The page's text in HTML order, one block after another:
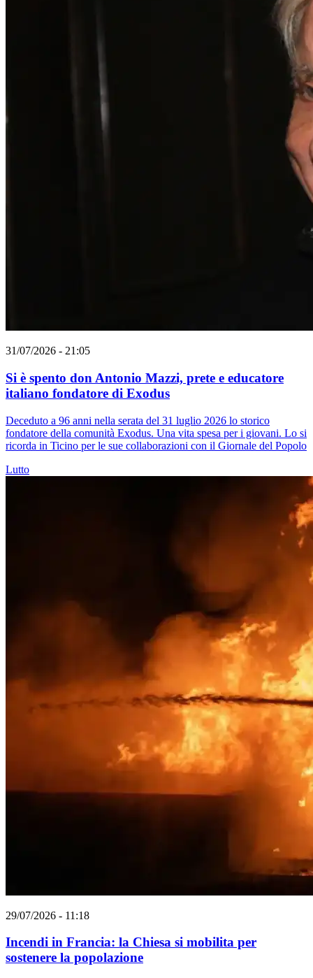
31/07/2026 - 21:05
Si è spento don Antonio Mazzi, prete e educatore
italiano fondatore di Exodus
Deceduto a 96 anni nella serata del 31 luglio 2026 lo storico
fondatore della comunità Exodus. Una vita spesa per i giovani. Lo si
ricorda in Ticino per le sue collaborazioni con il Giornale del Popolo
Lutto
29/07/2026 - 11:18
Incendi in Francia: la Chiesa si mobilita per
sostenere la popolazione